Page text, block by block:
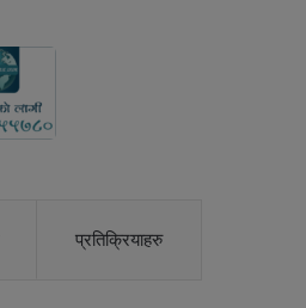
प्रतिक्रियाहरु